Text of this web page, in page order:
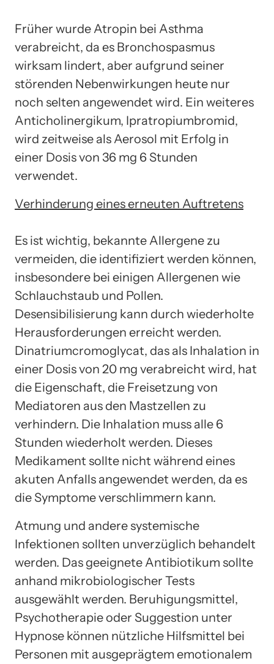
Früher wurde Atropin bei Asthma
verabreicht, da es Bronchospasmus
wirksam lindert, aber aufgrund seiner
störenden Nebenwirkungen heute nur
noch selten angewendet wird. Ein weiteres
Anticholinergikum, Ipratropiumbromid,
wird zeitweise als Aerosol mit Erfolg in
einer Dosis von 36 mg 6 Stunden
verwendet.
Verhinderung eines erneuten Auftretens
Es ist wichtig, bekannte Allergene zu
vermeiden, die identifiziert werden können,
insbesondere bei einigen Allergenen wie
Schlauchstaub und Pollen.
Desensibilisierung kann durch wiederholte
Herausforderungen erreicht werden.
Dinatriumcromoglycat, das als Inhalation in
einer Dosis von 20 mg verabreicht wird, hat
die Eigenschaft, die Freisetzung von
Mediatoren aus den Mastzellen zu
verhindern. Die Inhalation muss alle 6
Stunden wiederholt werden. Dieses
Medikament sollte nicht während eines
akuten Anfalls angewendet werden, da es
die Symptome verschlimmern kann.
Atmung und andere systemische
Infektionen sollten unverzüglich behandelt
werden. Das geeignete Antibiotikum sollte
anhand mikrobiologischer Tests
ausgewählt werden. Beruhigungsmittel,
Psychotherapie oder Suggestion unter
Hypnose können nützliche Hilfsmittel bei
Personen mit ausgeprägtem emotionalem